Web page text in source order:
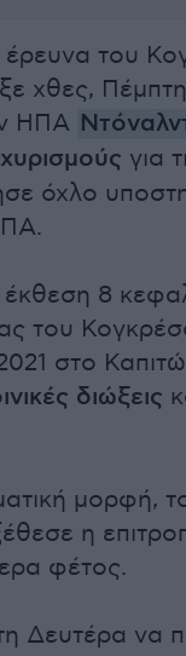
του
χθες,
ΗΠΑ
για
όχλο
8
του
στο
διώξεις
μορφή,
η
φέτος.
Δευτέρα να